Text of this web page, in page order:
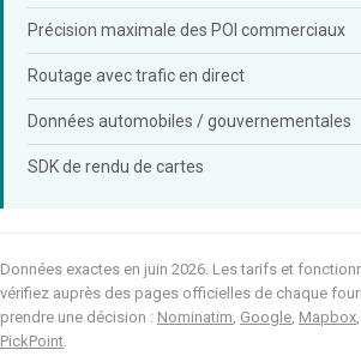
Précision maximale des POI commerciaux
Routage avec trafic en direct
Données automobiles / gouvernementales
SDK de rendu de cartes
Données exactes en juin 2026. Les tarifs et
vérifiez auprès des pages officielles de chaque
prendre une décision : Nominatim, Google, Mapbox,
PickPoint.